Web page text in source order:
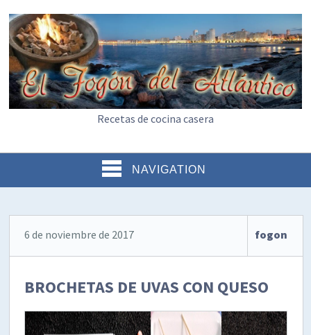
Recetas de cocina casera
NAVIGATION
6 de noviembre de 2017 fogon
BROCHETAS DE UVAS CON QUESO